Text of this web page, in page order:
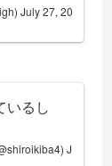
July 27, 20
いるし
J